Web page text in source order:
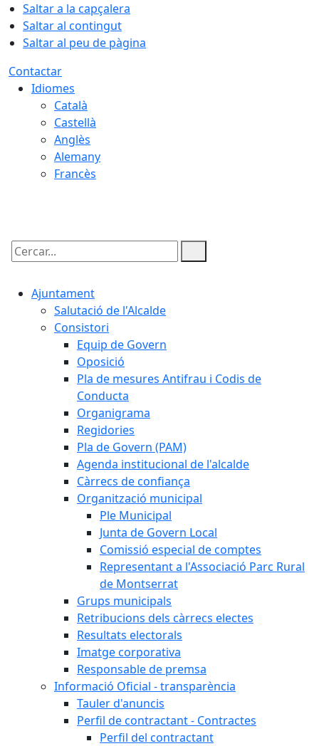
Saltar a la capçalera
Saltar al contingut
Saltar al peu de pàgina
Contactar
Idiomes
Català
Castellà
Anglès
Alemany
Francès
Cercar:
Ajuntament
Salutació de l'Alcalde
Consistori
Equip de Govern
Oposició
Pla de mesures Antifrau i Codis de
Conducta
Organigrama
Regidories
Pla de Govern (PAM)
Agenda institucional de l'alcalde
Càrrecs de confiança
Organització municipal
Ple Municipal
Junta de Govern Local
Comissió especial de comptes
Representant a l'Associació Parc Rural
de Montserrat
Grups municipals
Retribucions dels càrrecs electes
Resultats electorals
Imatge corporativa
Responsable de premsa
Informació Oficial - transparència
Tauler d'anuncis
Perfil de contractant - Contractes
Perfil del contractant